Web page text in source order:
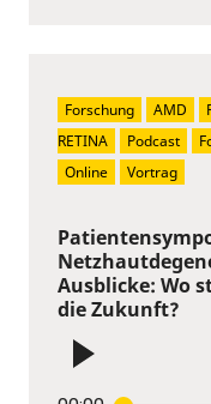
Ausblicke: Wo
die Zukunft?
Forschung AMD
RETINA
Podcast
Online
Vortrag